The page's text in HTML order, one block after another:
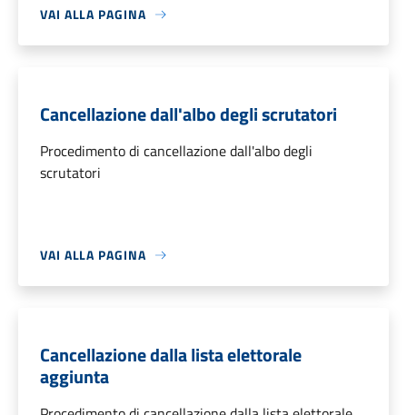
VAI ALLA PAGINA
Cancellazione dall'albo degli scrutatori
Procedimento di cancellazione dall'albo degli
scrutatori
VAI ALLA PAGINA
Cancellazione dalla lista elettorale
aggiunta